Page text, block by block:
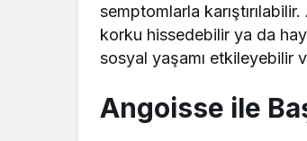
semptomlarla
korku hissedebilir ya da
sosyal yaşamı etkileyebilir
Angoisse ile